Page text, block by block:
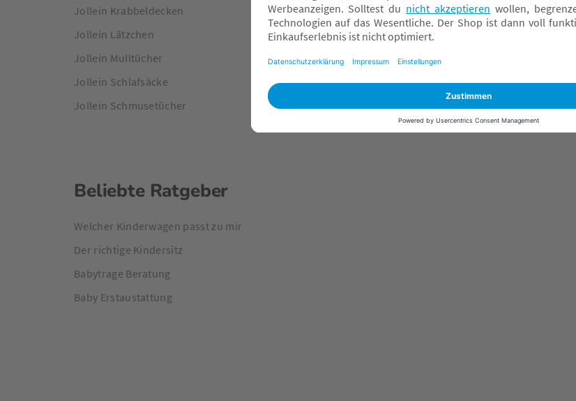
Jollein Krabbeldecken
Jollein Lätzchen
Jollein Mulltücher
Jollein Schlafsäcke
Jollein Schmusetücher
Beliebte Ratgeber
Welcher Kinderwagen passt zu mir
Der richtige Kindersitz
Babytrage Beratung
Baby Erstaustattung